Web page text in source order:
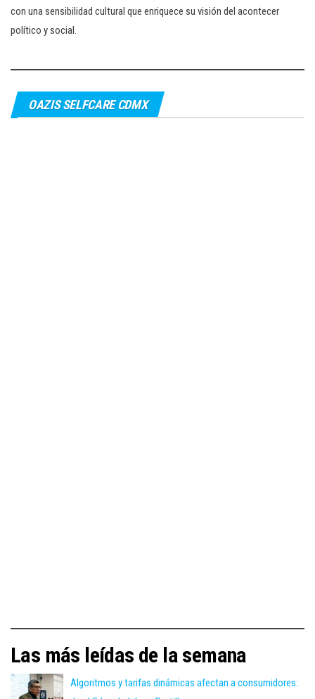
con una sensibilidad cultural que enriquece su visión del acontecer
político y social.
OAZIS SELFCARE CDMX
Las más leídas de la semana
Algoritmos y tarifas dinámicas afectan a consumidores: